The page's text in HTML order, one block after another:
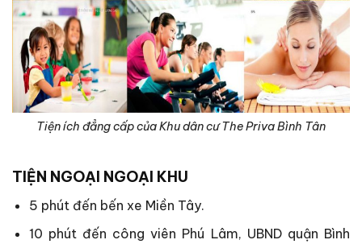
Tiện ích đẳng cấp của Khu dân cư The Priva Bình Tân
TIỆN NGOẠI NGOẠI KHU
5 phút đến bến xe Miền Tây.
10 phút đến công viên Phú Lâm, UBND quận Bình